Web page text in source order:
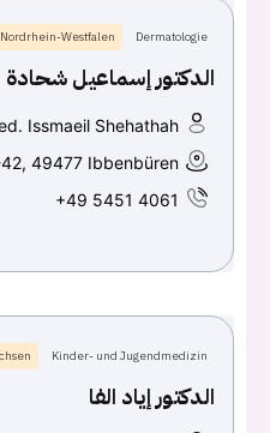
Dermatologie
Nordrhein-Westfalen
الدكتور إسماعيل شحادة
Issmaeil Shehathah
49477 Ibbenbüren
+49 5451 4061
Kinder- und Jugendmedizin
الدكتور إياد الفا